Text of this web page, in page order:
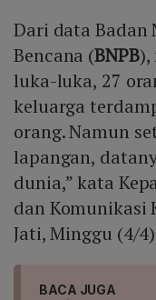
Dari data Badan
Bencana (BNPB),
luka-luka, 27
keluarga
orang. Namun
lapangan,
dunia,” kata
dan Komunikasi
Jati, Minggu (4/
BACA JUGA